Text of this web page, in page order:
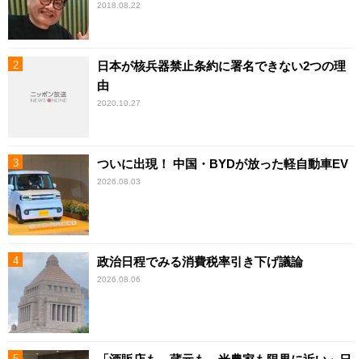
2018.08.22
日本が核兵器禁止条約に署名できない2つの理
由
2020.10.27
ついに出現！ 中国・BYDが放った軽自動車EV
2026.08.03
政治日程でみる消費税率引き下げ議論
2026.08.06